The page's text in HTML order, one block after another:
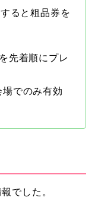
ると粗品券を
先着順にプレ
でのみ有効
でした。